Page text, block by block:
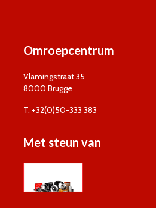
Omroepcentrum
Vlamingstraat 35
8000 Brugge
T. +32(0)50-333 383
Met steun van